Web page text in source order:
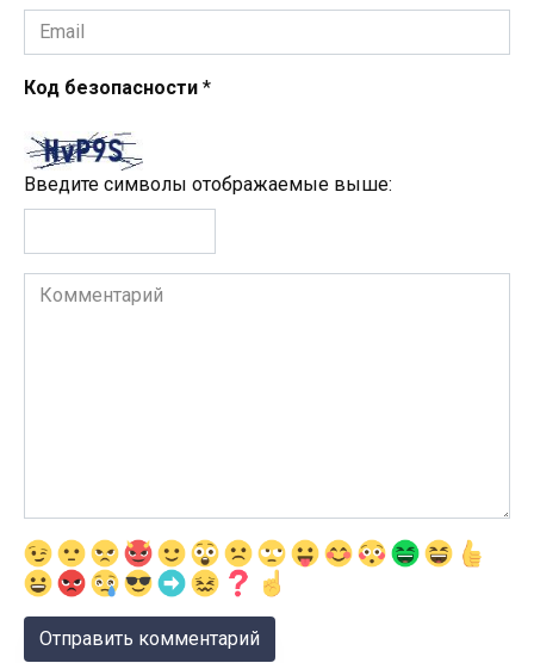
Email
*
Код безопасности *
Введите символы отображаемые выше:
Комментарий